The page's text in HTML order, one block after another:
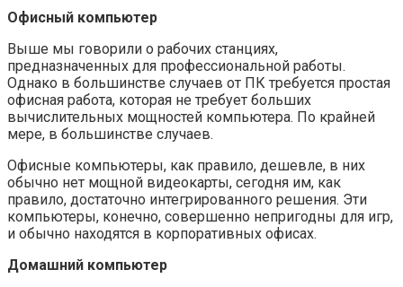
Офисный компьютер
Выше мы говорили о рабочих станциях,
предназначенных для профессиональной работы.
Однако в большинстве случаев от ПК требуется простая
офисная работа, которая не требует больших
вычислительных мощностей компьютера. По крайней
мере, в большинстве случаев.
Офисные компьютеры, как правило, дешевле, в них
обычно нет мощной видеокарты, сегодня им, как
правило, достаточно интегрированного решения. Эти
компьютеры, конечно, совершенно непригодны для игр,
и обычно находятся в корпоративных офисах.
Домашний компьютер